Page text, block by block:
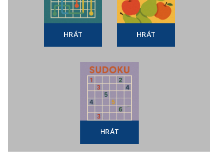
HRÁT HRÁT
HRÁT